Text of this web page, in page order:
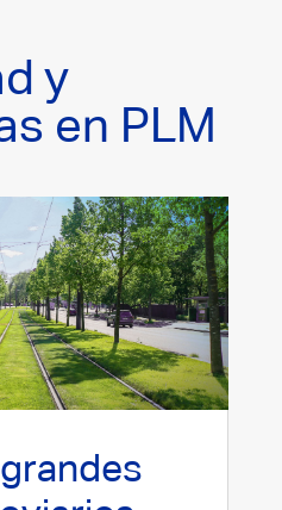
y
en PLM